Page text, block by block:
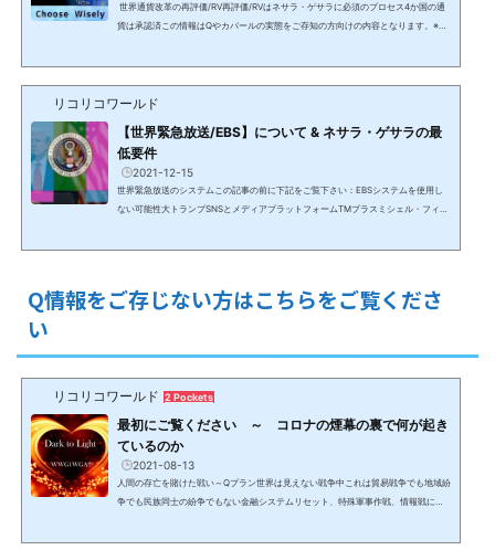
世界通貨改革の再評価/RV再評価/RVはネサラ・ゲサラに必須のプロセス4か国の通
貨は承認済この情報はQやカバールの実態をご存知の方向けの内容となります。※世
だが、要件を満たさなければ承認はされない。ネサラ・ゲサラは米国で始まり、日
リコリコワールド
【世界緊急放送/EBS】について & ネサラ・ゲサラの最
低要件
2021-12-15
世界緊急放送のシステムこの記事の前に下記をご覧下さい：EBSシステムを使用し
ない可能性大トランプSNSとメディアプラットフォームTMプラスミシェル・フィー
ンプ大統領のSNSのTruth SocialとメディアプラットフォームのTM...
Q情報をご存じない方はこちらをご覧くださ
い
リコリコワールド 2 Pockets
最初にご覧ください ～ コロナの煙幕の裏で何が起き
ているのか
2021-08-13
人間の存亡を賭けた戦い～Qプラン世界は見えない戦争中これは貿易戦争でも地域紛
争でも民族同士の紛争でもない金融システムリセット、特殊軍事作戦、情報戦によ